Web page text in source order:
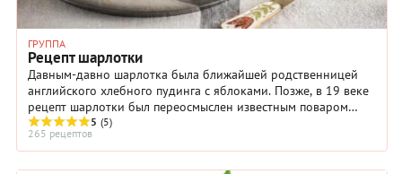
ГРУППА
Рецепт шарлотки
Давным-давно шарлотка была ближайшей родственницей
английского хлебного пудинга с яблоками. Позже, в 19 веке
рецепт шарлотки был переосмыслен известным поваром
Антуатом Мари Каремом.
5 (5)
265 рецептов